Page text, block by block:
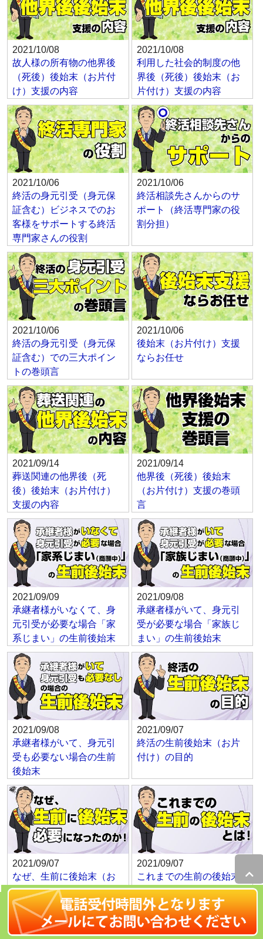
2021/10/08
故人様の所有物の他界後
（死後）後始末（お片付
け）支援の内容
2021/10/08
利用した社会的制度の他
界後（死後）後始末（お
片付け）支援の内容
2021/10/06
終活の身元引受（身元保
証含む）ビジネスでのお
客様をサポートする終活
専門家さんの役割
2021/10/06
終活相談先さんからのサ
ポート（終活専門家の役
割分担）
2021/10/06
終活の身元引受（身元保
証含む）での三大ポイン
トの巻頭言
2021/10/06
後始末（お片付け）支援
ならお任せ
2021/09/14
葬送関連の他界後（死
後）後始末（お片付け）
支援の内容
2021/09/14
他界後（死後）後始末
（お片付け）支援の巻頭
言
2021/09/09
承継者様がいなくて、身
元引受が必要な場合「家
系じまい」の生前後始末
2021/09/08
承継者様がいて、身元引
受が必要な場合「家族じ
まい」の生前後始末
2021/09/08
承継者様がいて、身元引
受も必要ない場合の生前
後始末
2021/09/07
終活の生前後始末（お片
付け）の目的
2021/09/07
なぜ、生前に後始末（お
片付け）が必要になった
のか！
2021/09/07
これまでの生前の後始末
（お片付け）とは！